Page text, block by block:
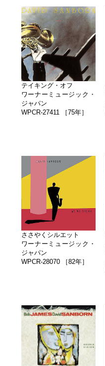
テイキング・オフ
ワーナーミュージック・
ジャパン
WPCR-27411 ［75年］
ささやくシルエット
ワーナーミュージック・
ジャパン
WPCR-28070 ［82年］